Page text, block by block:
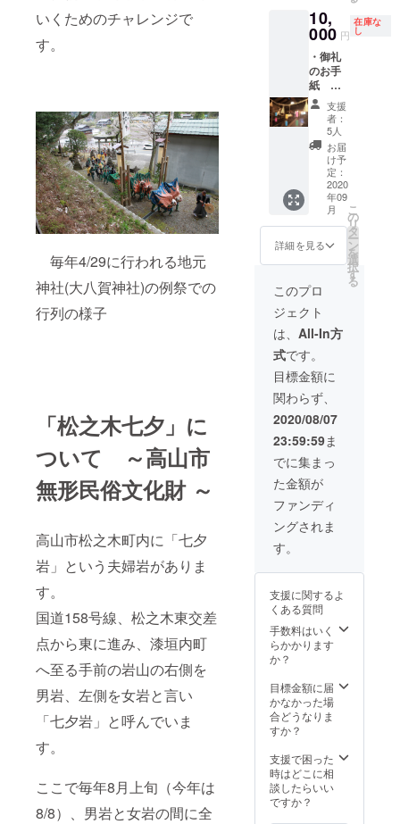
いくためのチャレンジで
す。
毎年4/29に行われる地元
神社(大八賀神社)の例祭での
行列の様子
「松之木七夕」に
ついて ～高山市
無形民俗文化財 ～
高山市松之木町内に「七夕
岩」という夫婦岩がありま
す。
国道158号線、松之木東交差
点から東に進み、漆垣内町
へ至る手前の岩山の右側を
男岩、左側を女岩と言い
「七夕岩」と呼んでいま
す。
ここで毎年8月上旬（今年は
8/8）、男岩と女岩の間に全
カード
および
わら細
工品は
クラウ
ドファ
ンディ
ング限
10,
000 円
在庫な
し
・御礼
のお手
紙
・「松
之木七
夕」モ
チーフ
のポス
トカー
ニチュ
アしめ
縄セッ
ト ＋
ミニし
め縄・
藁馬・
糸巻・
行燈付
き、約
100分の
1モデル
※ポスト
カード
および
しめ縄
セット
はクラ
ウド
ファン
ディン
グ限定
支援
者：
5人
お届
け予
定：
2020
年09
月
詳細を見る
こ
の
リ
タ
ー
ン
を
選
択
す
る
このプロ
ジェクト
は、 All-In方
式です。
目標金額に
関わらず、
2020/08/07
23:59:59ま
でに集まっ
た金額が
ファンディ
ングされま
す。
支援に関するよ
くある質問
手数料はいく
らかかります
か？
目標金額に届
かなかった場
合どうなりま
すか？
支援で困った
時はどこに相
談したらいい
ですか？